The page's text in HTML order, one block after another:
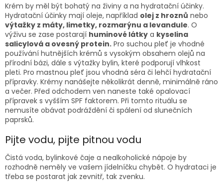
Krém by měl být bohatý na živiny a na hydratační účinky.
Hydratační účinky mají oleje, například olej z hroznů nebo
výtažky z máty, limetky, rozmarýnu a levandule. O
výživu se zase postarají huminové látky a kyselina
salicylová a ovesný protein. Pro suchou pleť je vhodné
používání hutnějších krémů s vysokým obsahem olejů na
přírodní bázi, dále s výtažky bylin, které podporují vlhkost
pleti. Pro mastnou pleť jsou vhodná séra či lehčí hydratační
přípravky. Krémy nanášejte několikrát denně, minimálně ráno
a večer. Před odchodem ven naneste také opalovací
přípravek s vyšším SPF faktorem. Při tomto rituálu se
nemusíte obávat podráždění či spálení od slunečních
paprsků.
Pijte vodu, pijte pitnou vodu
Čistá voda, bylinkové čaje a nealkoholické nápoje by
rozhodně neměly ve vašem jídelníčku chybět. O hydrataci je
třeba se postarat jak zevnitř, tak zvenku.